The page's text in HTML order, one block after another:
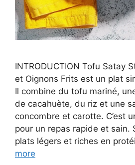
INTRODUCTION Tofu Satay
et Oignons Frits est un plat
Il combine du tofu mariné,
de cacahuète, du riz et une
concombre et carotte. C’est
pour un repas rapide et sain.
plats légers et riches en
more